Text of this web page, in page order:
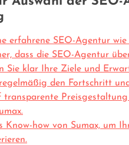
erfahrene SEO-Agentur
dass die SEO-Agentur
Sie klar Ihre Ziele und
den Fortschritt
transparente
Know-how von Sumax, um